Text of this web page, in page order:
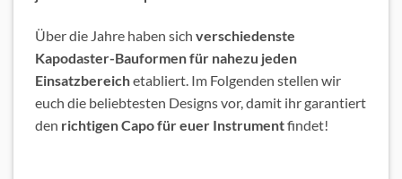
Über die Jahre haben sich verschiedenste
Kapodaster-Bauformen für nahezu jeden
Einsatzbereichetabliert. Im Folgenden stellen wir
euch die beliebtesten Designs vor, damit ihr garantiert
den richtigen Capo für euer Instrumentfindet!